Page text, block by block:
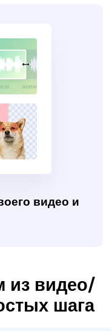
чем онлайновые
видео и
видео и
конвертировать,
из видео/
шага